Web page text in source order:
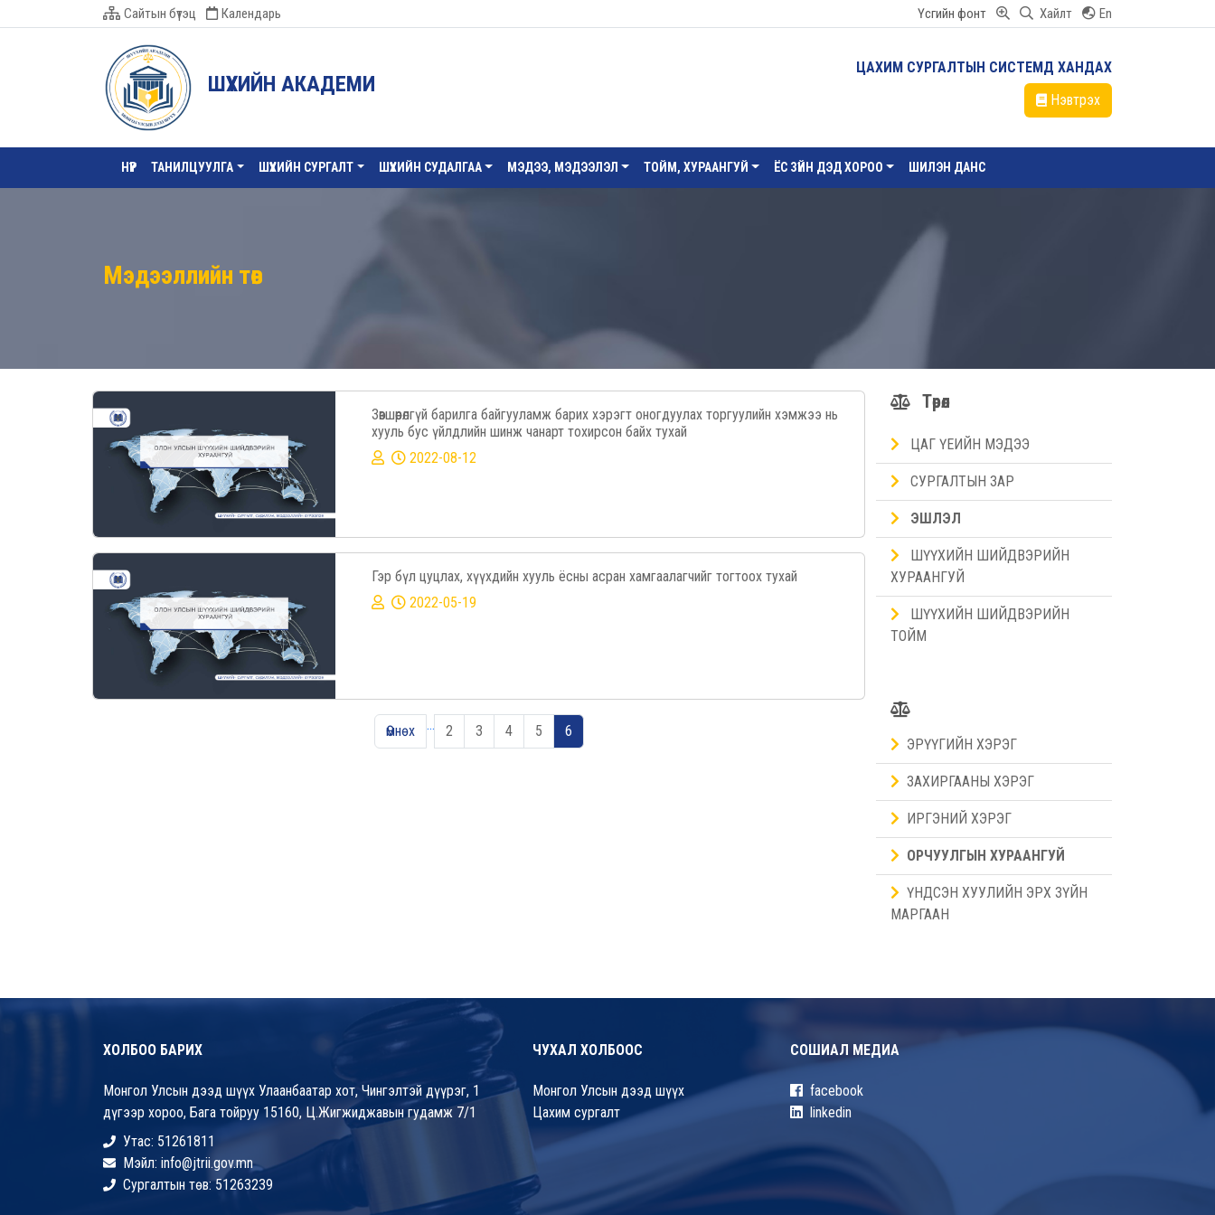
Сайтын бүтэц Календарь Үсгийн фонт Хайлт En
ШҮҮХИЙН АКАДЕМИ
ЦАХИМ СУРГАЛТЫН СИСТЕМД ХАНДАХ
Нэвтрэх
НҮҮР ТАНИЛЦУУЛГА ШҮҮХИЙН СУРГАЛТ ШҮҮХИЙН СУДАЛГАА МЭДЭЭ, МЭДЭЭЛЭЛ ТОЙМ, ХУРААНГУЙ ЁС ЗҮЙН ДЭД ХОРОО ШИЛЭН ДАНС
Мэдээллийн төв
Зөвшөөрөлгүй барилга байгууламж барих хэрэгт оногдуулах торгуулийн хэмжээ нь
хууль бус үйлдлийн шинж чанарт тохирсон байх тухай
2022-08-12
Гэр бүл цуцлах, хүүхдийн хууль ёсны асран хамгаалагчийг тогтоох тухай
2022-05-19
Өмнөх … 2 3 4 5 6
Төрөл
ЦАГ ҮЕИЙН МЭДЭЭ
СУРГАЛТЫН ЗАР
ЭШЛЭЛ
ШҮҮХИЙН ШИЙДВЭРИЙН
ХУРААНГУЙ
ШҮҮХИЙН ШИЙДВЭРИЙН
ТОЙМ
ЭРҮҮГИЙН ХЭРЭГ
ЗАХИРГААНЫ ХЭРЭГ
ИРГЭНИЙ ХЭРЭГ
ОРЧУУЛГЫН ХУРААНГУЙ
ҮНДСЭН ХУУЛИЙН ЭРХ ЗҮЙН
МАРГААН
ХОЛБОО БАРИХ
Монгол Улсын дээд шүүх Улаанбаатар хот, Чингэлтэй дүүрэг, 1
дүгээр хороо, Бага тойруу 15160, Ц.Жигжиджавын гудамж 7/1
Утас: 51261811
Мэйл: info@jtrii.gov.mn
Сургалтын төв: 51263239
ЧУХАЛ ХОЛБООС
Монгол Улсын дээд шүүх
Цахим сургалт
СОШИАЛ МЕДИА
facebook
linkedin